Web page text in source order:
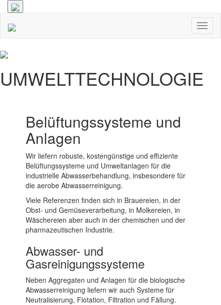
UMWELTTECHNOLOGIE
Belüftungssysteme und
Anlagen
Wir liefern robuste, kostengünstige und effiziente
Belüftungssysteme und Umweltanlagen für die
industrielle Abwasserbehandlung, insbesondere für
die aerobe Abwasserreinigung.
Viele Referenzen finden sich in Brauereien, in der
Obst- und Gemüseverarbeitung, in Molkereien, in
Wäschereien aber auch in der chemischen und der
pharmazeutischen Industrie.
Abwasser- und
Gasreinigungssysteme
Neben Aggregaten und Anlagen für die biologische
Abwasserreinigung liefern wir auch Systeme für
Neutralisierung, Flotation, Filtration und Fällung.